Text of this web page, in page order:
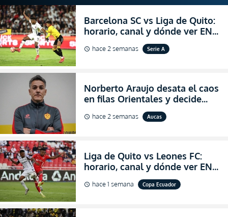
Barcelona SC vs Liga de Quito:
horario, canal y dónde ver EN
VIVO la Fecha 22 de la LigaPro
2026
schedule hace 2 semanas Serie A
Norberto Araujo desata el caos
en filas Orientales y decide
abandonar la dirección técnica
de Aucas
schedule hace 2 semanas Aucas
Liga de Quito vs Leones FC:
horario, canal y dónde ver EN
VIVO los octavos de final de la
Copa Ecuador 2026
schedule hace 1 semana Copa Ecuador